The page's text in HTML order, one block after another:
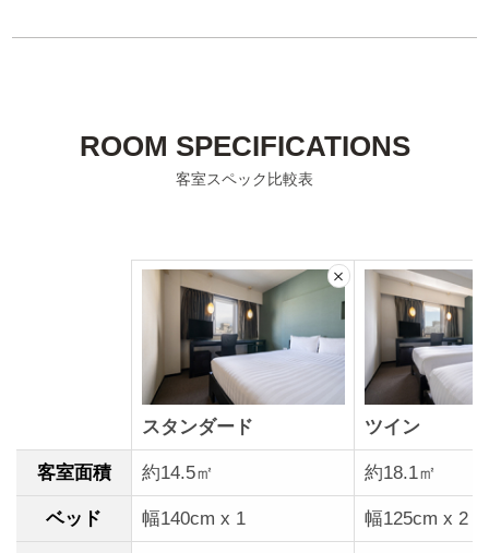
ROOM SPECIFICATIONS
客室スペック比較表
スタンダード
こ
の
列
を
非
ツイン
客室面積 約14.5㎡ 約18.1㎡
ベッド 幅140cm x 1 幅125cm x 2